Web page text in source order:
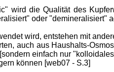
wird die Qualität des
oder "demineralisiert"
wird, entstehen mit
auch aus Haushalts-
einfach nur
können [web07 - S.3]